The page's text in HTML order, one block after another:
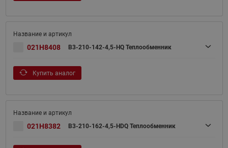
021H8408 B3-210-142-4,5-HQ Теплообменник
Купить аналог
021H8382 B3-210-162-4,5-HDQ Теплообменник